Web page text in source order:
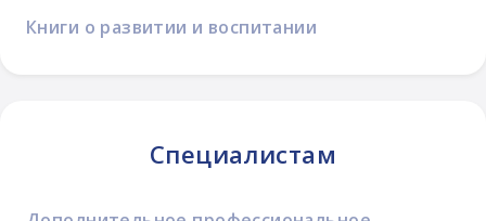
Книги о развитии и воспитании
Специалистам